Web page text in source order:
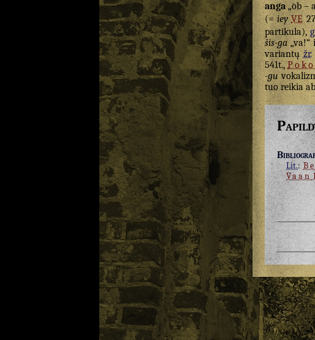
anga„ob –
(=iey VE
partikula),
šis-ga
variantųžr.
541t.,
-gu
tuo reikia
Lit.:
Vaan